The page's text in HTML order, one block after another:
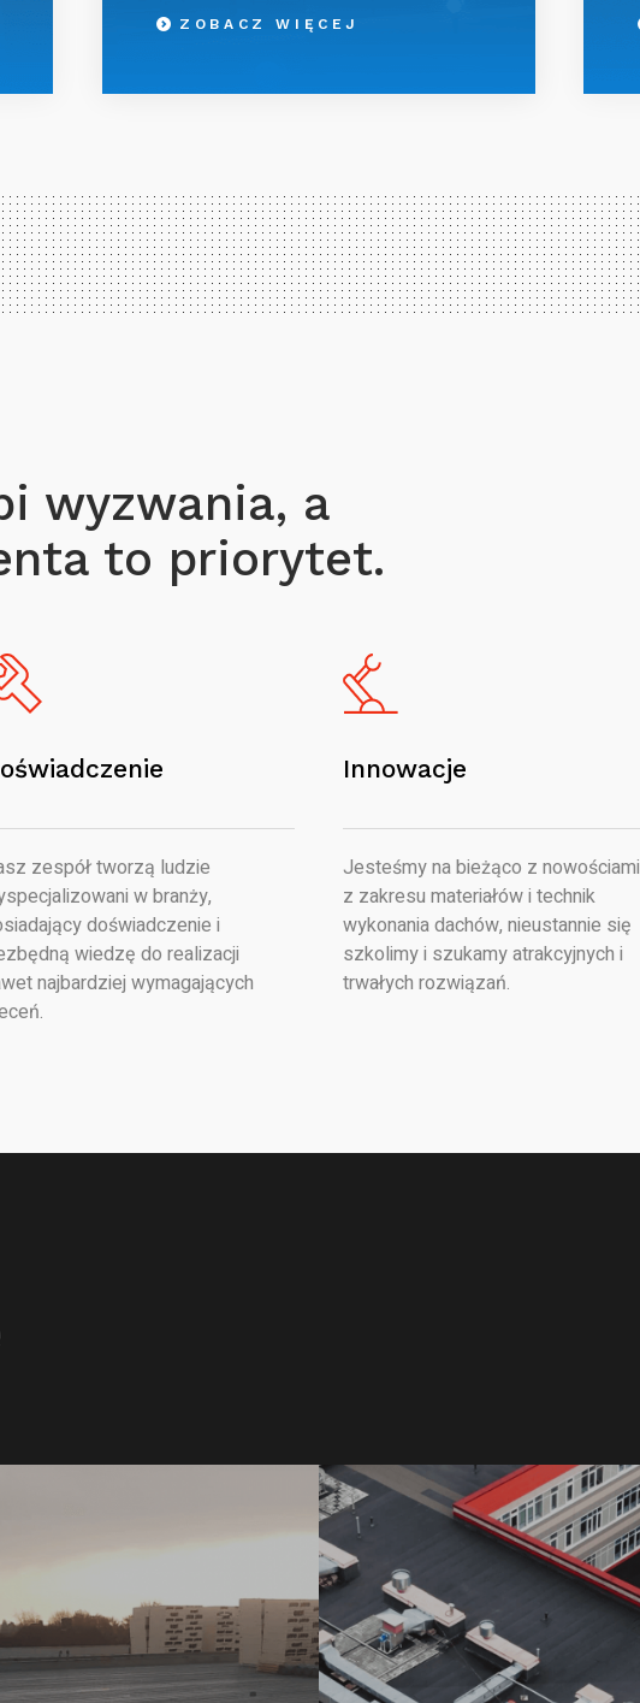
ZOBACZ WIĘCEJ
wyzwania, a
to priorytet.
zespół tworzą ludzie
w branży,
doświadczenie i
wiedzę do realizacji
najbardziej wymagających
Innowacje
Jesteśmy na bieżąco z nowościami
z zakresu materiałów i technik
wykonania dachów, nieustannie się
szkolimy i szukamy atrakcyjnych i
trwałych rozwiązań.